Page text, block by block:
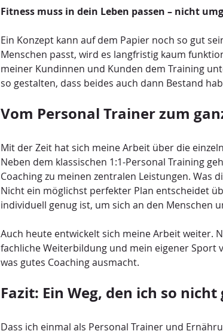
Fitness muss in dein Leben passen – nicht
Ein Konzept kann auf dem Papier noch so gut
Menschen passt, wird es langfristig kaum
meiner Kundinnen und Kunden dem Training
so gestalten, dass beides auch dann Bestand
Vom Personal Trainer zum
Mit der Zeit hat sich meine Arbeit über die
Neben dem klassischen 1:1-Personal Training
Coaching zu meinen zentralen Leistungen. Was
Nicht ein möglichst perfekter Plan entscheidet
individuell genug ist, um sich an den Menschen
Auch heute entwickelt sich meine Arbeit weiter.
fachliche Weiterbildung und mein eigener Sport
was gutes Coaching ausmacht.
Fazit: Ein Weg, den ich so
Dass ich einmal als Personal Trainer und